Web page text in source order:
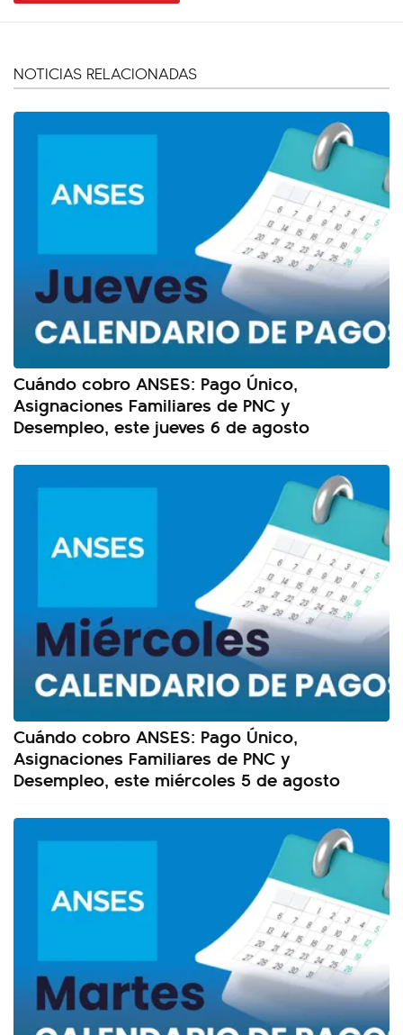
NOTICIAS RELACIONADAS
Cuándo cobro ANSES: Pago Único,
Asignaciones Familiares de PNC y
Desempleo, este jueves 6 de agosto
Cuándo cobro ANSES: Pago Único,
Asignaciones Familiares de PNC y
Desempleo, este miércoles 5 de agosto